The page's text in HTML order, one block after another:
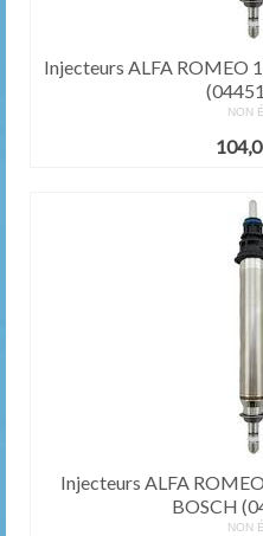
Injecteurs ALFA ROMEO
NON
Injecteurs ALFA
BOSCH
NON